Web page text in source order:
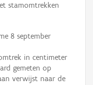
stamomtrekken
8 september
in centimeter
gemeten op
verwijst naar de